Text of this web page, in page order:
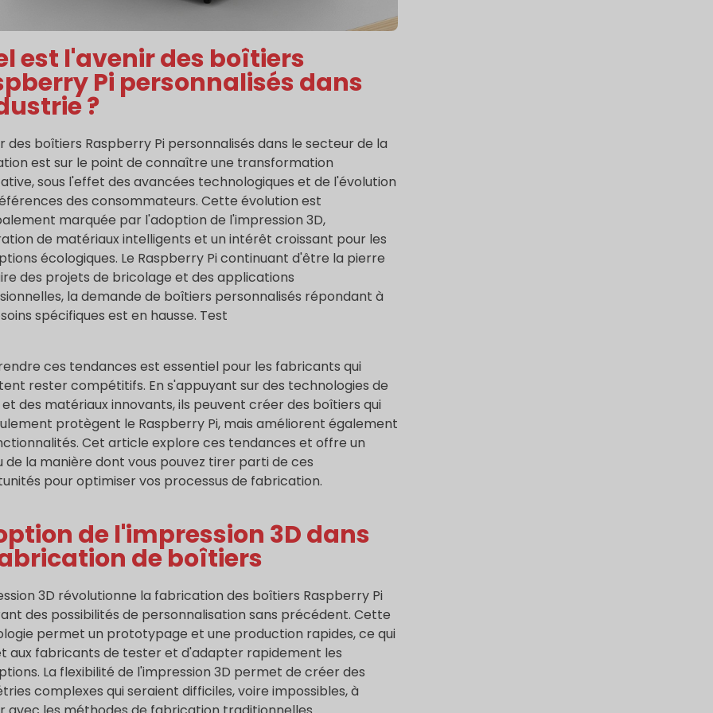
est l'avenir des boîtiers
Pi personnalisés dans
?
des boîtiers Raspberry Pi personnalisés dans le secteur de la
est sur le point de connaître une transformation
sous l'effet des avancées technologiques et de l'évolution
des consommateurs. Cette évolution est
marquée par l'adoption de l'impression 3D,
de matériaux intelligents et un intérêt croissant pour les
écologiques. Le Raspberry Pi continuant d'être la pierre
des projets de bricolage et des applications
la demande de boîtiers personnalisés répondant à
spécifiques est en hausse. Test
ces tendances est essentiel pour les fabricants qui
rester compétitifs. En s'appuyant sur des technologies de
des matériaux innovants, ils peuvent créer des boîtiers qui
protègent le Raspberry Pi, mais améliorent également
Cet article explore ces tendances et offre un
de la manière dont vous pouvez tirer parti de ces
pour optimiser vos processus de fabrication.
de l'impression 3D dans
de boîtiers
3D révolutionne la fabrication des boîtiers Raspberry Pi
des possibilités de personnalisation sans précédent. Cette
permet un prototypage et une production rapides, ce qui
aux fabricants de tester et d'adapter rapidement les
La flexibilité de l'impression 3D permet de créer des
complexes qui seraient difficiles, voire impossibles, à